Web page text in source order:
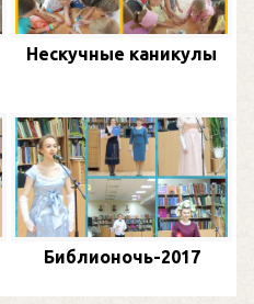
Нескучные каникулы
Библионочь-2017